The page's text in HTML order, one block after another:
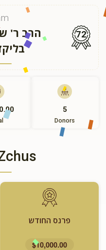
הרב ר'
72
5
Donors
פרנס החודש
$10,000.00